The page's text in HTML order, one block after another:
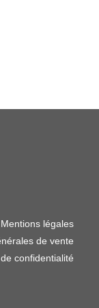
Mentions légales
de vente
confidentialité